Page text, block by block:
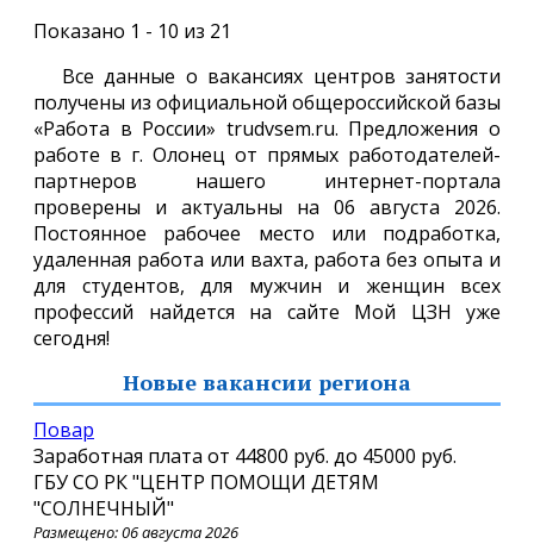
Показано 1 - 10 из 21
Все данные о вакансиях центров занятости
получены из официальной общероссийской базы
«Работа в России» trudvsem.ru. Предложения о
работе в г. Олонец от прямых работодателей-
партнеров нашего интернет-портала
проверены и актуальны на 06 августа 2026.
Постоянное рабочее место или подработка,
удаленная работа или вахта, работа без опыта и
для студентов, для мужчин и женщин всех
профессий найдется на сайте Мой ЦЗН уже
сегодня!
Новые вакансии региона
Повар
Заработная плата от 44800 руб. до 45000 руб.
ГБУ СО РК "ЦЕНТР ПОМОЩИ ДЕТЯМ
"СОЛНЕЧНЫЙ"
Размещено: 06 августа 2026